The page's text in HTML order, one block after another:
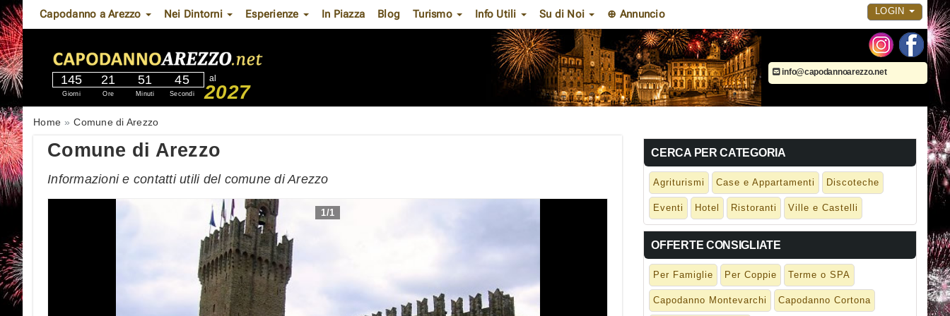
Capodanno a Arezzo Nei Dintorni Esperienze In Piazza Blog Turismo Info Utili Su di Noi ⊕ Annuncio LOGIN
145
Giorni
21
Ore
51
Minuti
44
Secondi
al
2027
info@capodannoarezzo.net
Home Comune di Arezzo
Comune di Arezzo
Informazioni e contatti utili del comune di Arezzo
1/1
CERCA PER CATEGORIA
Agriturismi Case e Appartamenti Discoteche
Eventi Hotel Ristoranti Ville e Castelli
OFFERTE CONSIGLIATE
Per Famiglie Per Coppie Terme o SPA
Capodanno Montevarchi Capodanno Cortona